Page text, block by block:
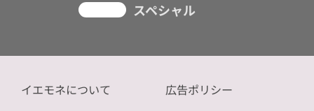
スペシャル
イエモネについて
広告ポリシー